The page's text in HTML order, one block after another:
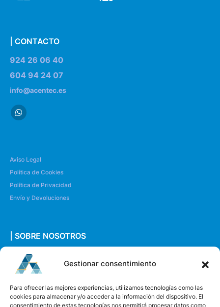
Gestionar consentimiento
Para ofrecer las mejores experiencias, utilizamos tecnologías como las
cookies para almacenar y/o acceder a la información del dispositivo. El
consentimiento de estas tecnologías nos permitirá procesar datos como
| CONTACTO
924 26 06 40
604 94 24 07
info@acentec.es
Aviso Legal
Política de Cookies
Política de Privacidad
Envío y Devoluciones
| SOBRE NOSOTROS
Quiénes somos
Envíanos un mensaje